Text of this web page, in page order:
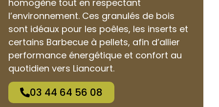
homogène tout en respectant
l’environnement. Ces granulés de bois
sont idéaux pour les poêles, les inserts et
certains Barbecue à pellets, afin d’allier
performance énergétique et confort au
quotidien vers Liancourt.
03 44 64 56 08